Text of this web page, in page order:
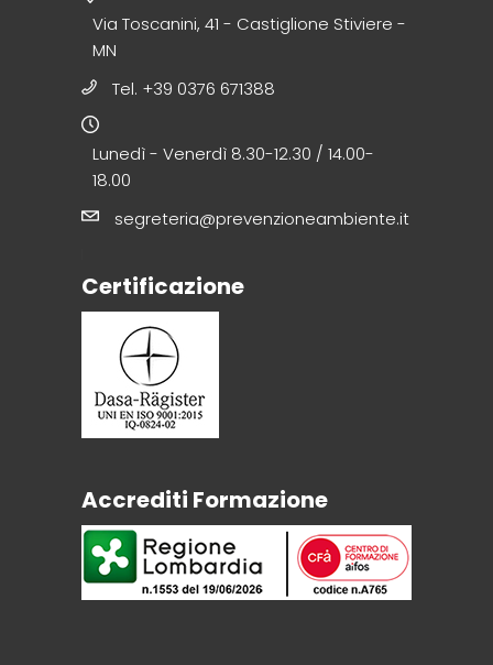
Via Toscanini, 41 - Castiglione Stiviere -
MN
Tel. +39 0376 671388
Lunedì - Venerdì 8.30-12.30 / 14.00-
18.00
segreteria@prevenzioneambiente.it
Certificazione
Accrediti Formazione